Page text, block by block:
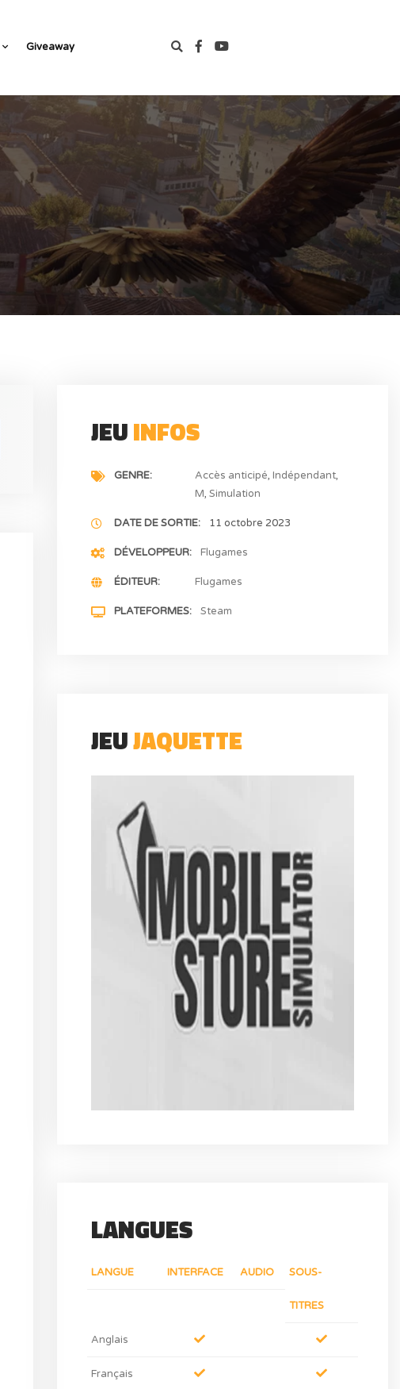
Giveaway
JEUINFOS
GENRE Accès anticipé Indépendant
M Simulation
DATE DE SORTIE 11 octobre 2023
DÉVELOPPEUR Flugames
ÉDITEUR Flugames
PLATEFORMES Steam
JEUJAQUETTE
LANGUES
LANGUE INTERFACE AUDIO SOUS-
TITRES
Anglais
Français